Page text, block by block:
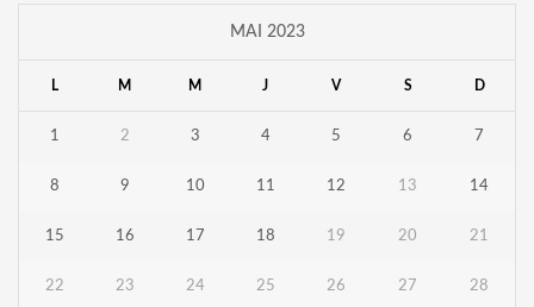
MAI 2023
L M M J V S D
1 2 3 4 5 6 7
8 9 10 11 12 13 14
15 16 17 18 19 20 21
22 23 24 25 26 27 28